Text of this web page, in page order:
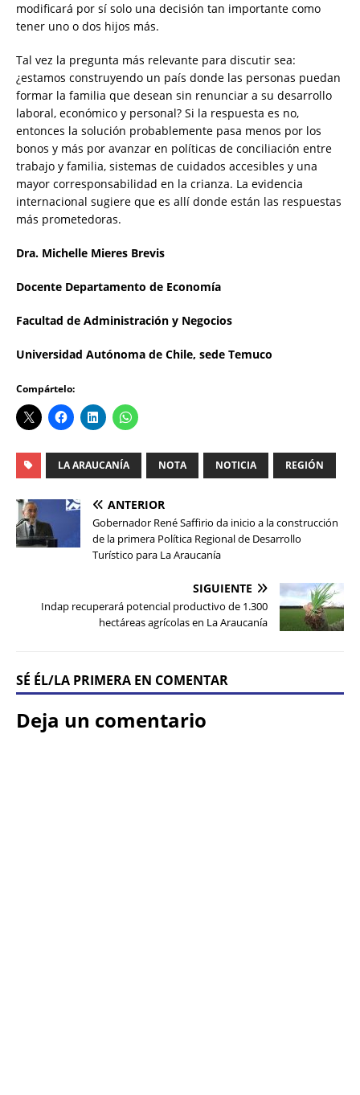
modificará por sí solo una decisión tan importante como
tener uno o dos hijos más.
Tal vez la pregunta más relevante para discutir sea:
¿estamos construyendo un país donde las personas puedan
formar la familia que desean sin renunciar a su desarrollo
laboral, económico y personal? Si la respuesta es no,
entonces la solución probablemente pasa menos por los
bonos y más por avanzar en políticas de conciliación entre
trabajo y familia, sistemas de cuidados accesibles y una
mayor corresponsabilidad en la crianza. La evidencia
internacional sugiere que es allí donde están las respuestas
más prometedoras.
Dra. Michelle Mieres Brevis
Docente Departamento de Economía
Facultad de Administración y Negocios
Universidad Autónoma de Chile, sede Temuco
Compártelo:
LA ARAUCANÍA NOTA NOTICIA REGIÓN
ANTERIOR
Gobernador René Saffirio da inicio a la construcción
de la primera Política Regional de Desarrollo
Turístico para La Araucanía
SIGUIENTE
Indap recuperará potencial productivo de 1.300
hectáreas agrícolas en La Araucanía
SÉ ÉL/LA PRIMERA EN COMENTAR
Deja un comentario